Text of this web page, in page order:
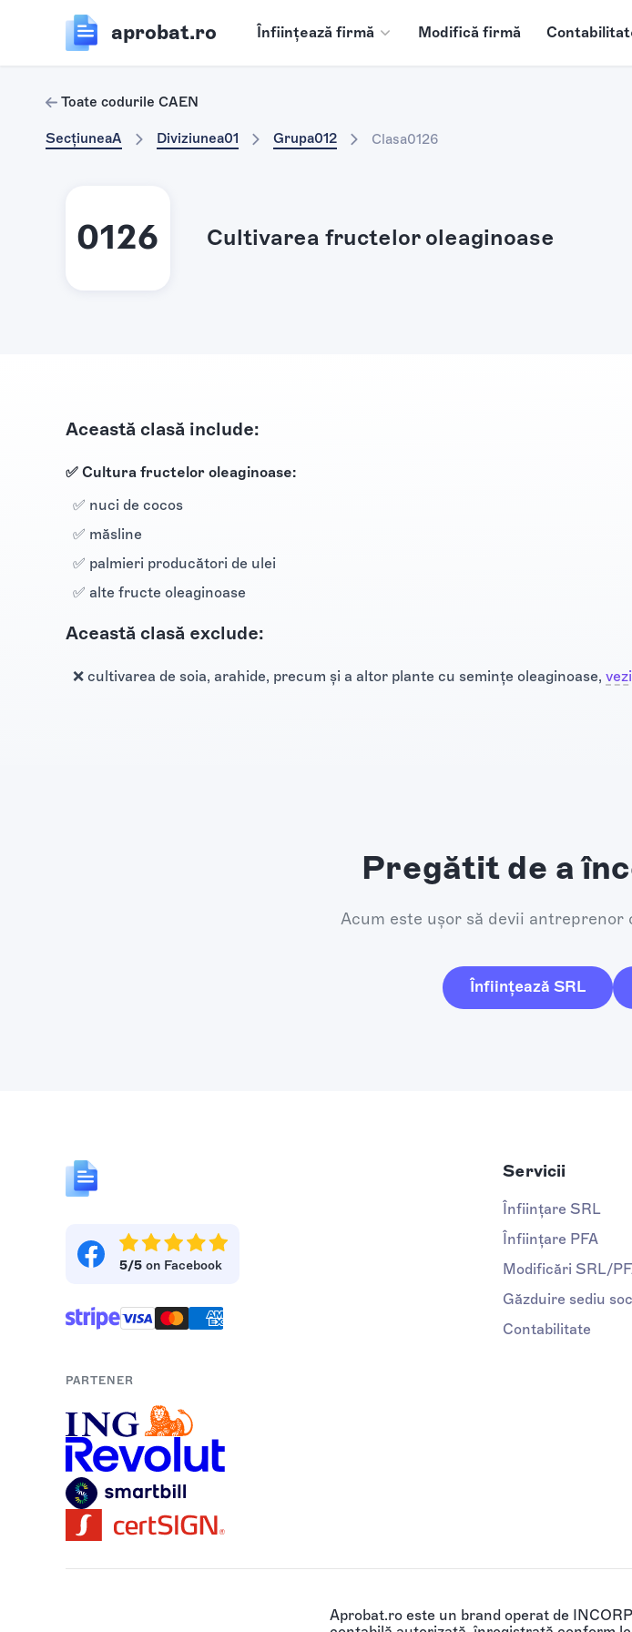
aprobat.ro Înființează firmă Modifică firmă
Toate codurile CAEN
SecțiuneaA Diviziunea01 Grupa012 Clasa0126
0126 Cultivarea fructelor oleaginoase
Această clasă include:
✅ Cultura fructelor oleaginoase:
✅ nuci de cocos
✅ măsline
✅ palmieri producători de ulei
✅ alte fructe oleaginoase
Această clasă exclude:
❌ cultivarea de soia, arahide, precum şi a altor plante cu seminţe oleaginoase,
Pregătit de a
Acum este ușor să devii antreprenor
Înființează SRL
5/5 on Facebook
PARTENER
Servicii
Înființare SRL
Înființare PFA
Modificări SRL/
Găzduire sediu
Contabilitate
Aprobat.ro este un brand operat de